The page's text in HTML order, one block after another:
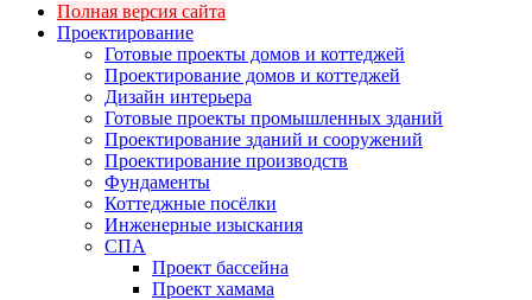
Полная версия сайта
Проектирование
Готовые проекты домов и коттеджей
Проектирование домов и коттеджей
Дизайн интерьера
Готовые проекты промышленных зданий
Проектирование зданий и сооружений
Проектирование производств
Фундаменты
Коттеджные посёлки
Инженерные изыскания
СПА
Проект бассейна
Проект хамама